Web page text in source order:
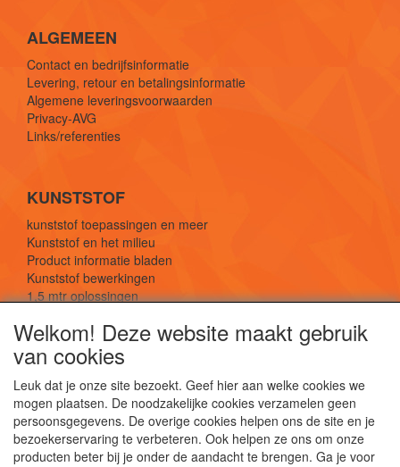
ALGEMEEN
Contact en bedrijfsinformatie
Levering, retour en betalingsinformatie
Algemene leveringsvoorwaarden
Privacy-AVG
Links/referenties
KUNSTSTOF
kunststof toepassingen en meer
Kunststof en het milieu
Product informatie bladen
Kunststof bewerkingen
1,5 mtr oplossingen
SOCIALE MEDIA
Welkom! Deze website maakt gebruik
van cookies
Leuk dat je onze site bezoekt. Geef hier aan welke cookies we
mogen plaatsen. De noodzakelijke cookies verzamelen geen
persoonsgegevens. De overige cookies helpen ons de site en je
bezoekerservaring te verbeteren. Ook helpen ze ons om onze
producten beter bij je onder de aandacht te brengen. Ga je voor